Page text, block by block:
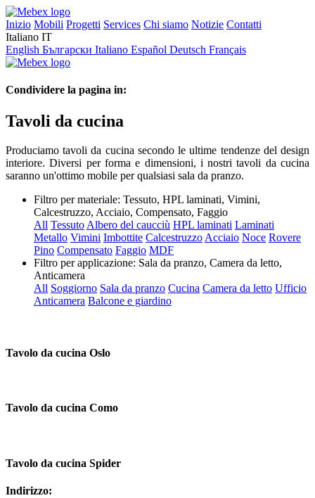
Inizio Mobili Progetti Services Chi siamo Notizie Contatti
Italiano IT
English Български Italiano Español Deutsch Français
Condividere la pagina in:
Tavoli da cucina
Produciamo tavoli da cucina secondo le ultime tendenze del design
interiore. Diversi per forma e dimensioni, i nostri tavoli da cucina
saranno un'ottimo mobile per qualsiasi sala da pranzo.
Filtro per materiale: Tessuto, HPL laminati, Vimini,
Calcestruzzo, Acciaio, Compensato, Faggio
All TessutoAlbero del caucciù HPL laminati Laminati
Metallo Vimini Imbottite CalcestruzzoAcciaio Noce Rovere
Pino Compensato Faggio MDF
Filtro per applicazione: Sala da pranzo, Camera da letto,
Anticamera
All Soggiorno Sala da pranzo Cucina Camera da letto Ufficio
Anticamera Balcone e giardino
Tavolo da cucina Oslo
Tavolo da cucina Como
Tavolo da cucina Spider
Indirizzo: